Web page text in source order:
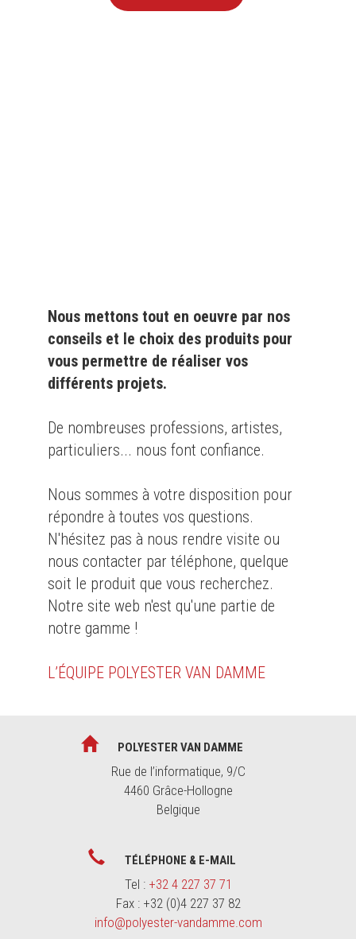
Nous mettons tout en oeuvre par nos
conseils et le choix des produits pour
vous permettre de réaliser vos
différents projets.
De nombreuses professions, artistes,
particuliers... nous font confiance.
Nous sommes à votre disposition pour
répondre à toutes vos questions.
N'hésitez pas à nous rendre visite ou
nous contacter par téléphone, quelque
soit le produit que vous recherchez.
Notre site web n'est qu'une partie de
notre gamme !
L’ÉQUIPE POLYESTER VAN DAMME
POLYESTER VAN DAMME
Rue de l’informatique, 9/C
4460 Grâce-Hollogne
Belgique
TÉLÉPHONE & E-MAIL
Tel : +32 4 227 37 71
Fax : +32 (0)4 227 37 82
info@polyester-vandamme.com